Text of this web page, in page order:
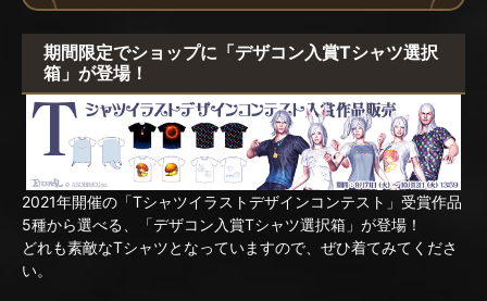
期間限定でショップに「デザコン入賞Tシャツ選択
箱」が登場！
2021年開催の「Tシャツイラストデザインコンテスト」受賞作品
5種から選べる、「デザコン入賞Tシャツ選択箱」が登場！
どれも素敵なTシャツとなっていますので、ぜひ着てみてくださ
い。